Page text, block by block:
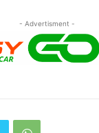
- Advertisment -